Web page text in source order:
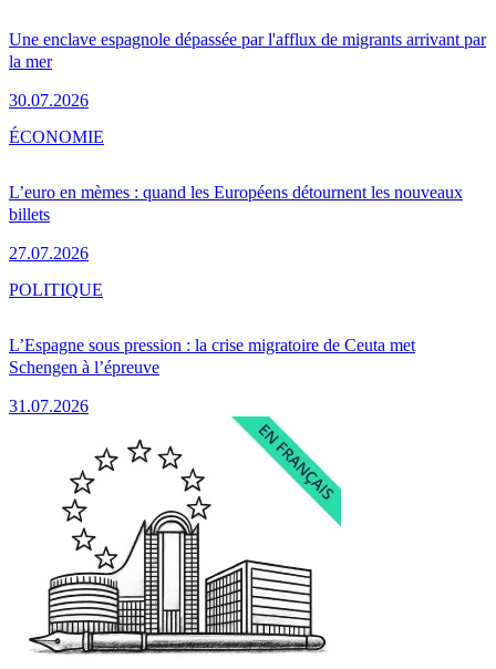
Une enclave espagnole dépassée par l'afflux de migrants arrivant par
la mer
30.07.2026
L’euro en mèmes : quand les Européens détournent les nouveaux
billets
27.07.2026
ÉCONOMIE
L’Espagne sous pression : la crise migratoire de Ceuta met
Schengen à l’épreuve
31.07.2026
POLITIQUE